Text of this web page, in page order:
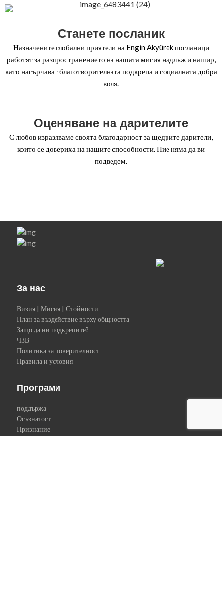
Станете посланик
Назначените глобални приятели на Engin Akyürek посланици
работят за разпространението на нашата мисия надлъж и нашир,
като насърчават благотворителната подкрепа и социалната добра
воля.
Оценяване на дарителите
С любов изразяваме своята благодарност за щедрите дарители,
които се довериха на нашите способности. Ние няма да ви
подведем.
За нас
Визия | Мисия | Стойности
План за въздействие върху общността
Защо да ни подкрепите?
ЧЗВ
Политика за поверителност
Правила и условия
Програми
поддържа
Осъзнатост
Признание